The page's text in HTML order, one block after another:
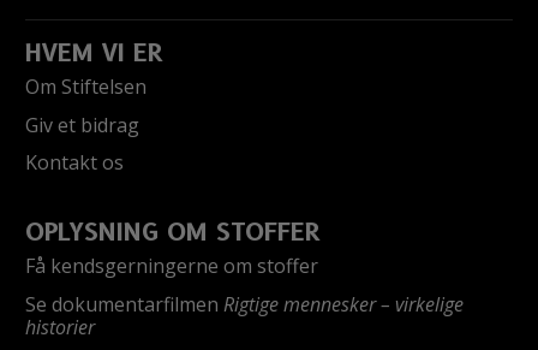
HVEM VI ER
Om Stiftelsen
Giv et bidrag
Kontakt os
OPLYSNING OM STOFFER
Få kendsgerningerne om stoffer
Se dokumentarfilmen Rigtige mennesker – virkelige
historier